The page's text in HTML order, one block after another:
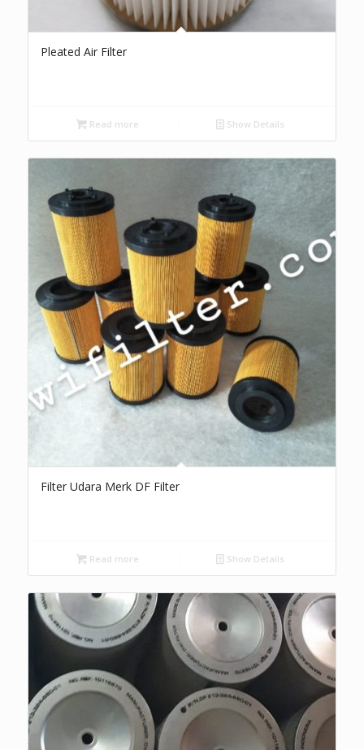
Pleated Air Filter
Read more Show Details
Filter Udara Merk DF Filter
Read more Show Details